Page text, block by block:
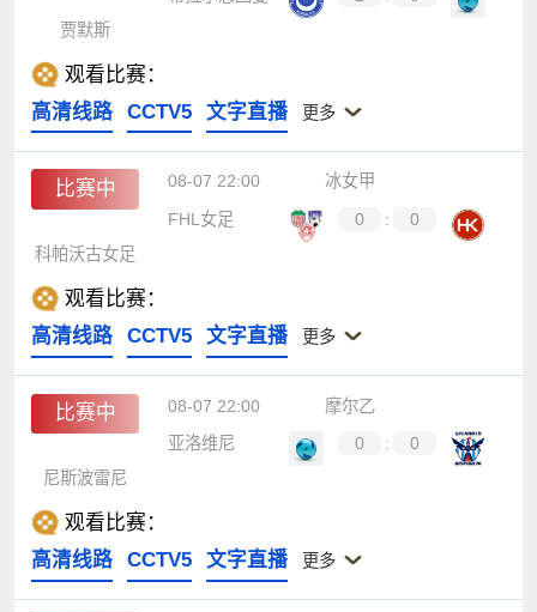
贾默斯
观看比赛：
高清线路
CCTV5 文字直播 更多
比赛中 08-07 22:00
冰女甲
FHL女足
0 :
0
科帕沃古女足
观看比赛：
高清线路
CCTV5 文字直播 更多
比赛中 08-07 22:00
摩尔乙
亚洛维尼
0 :
0
尼斯波雷尼
观看比赛：
高清线路
CCTV5 文字直播 更多